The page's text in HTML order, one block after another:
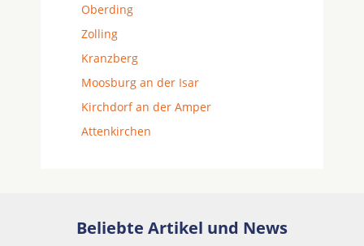
Oberding
Zolling
Kranzberg
Moosburg an der Isar
Kirchdorf an der Amper
Attenkirchen
Beliebte Artikel und News